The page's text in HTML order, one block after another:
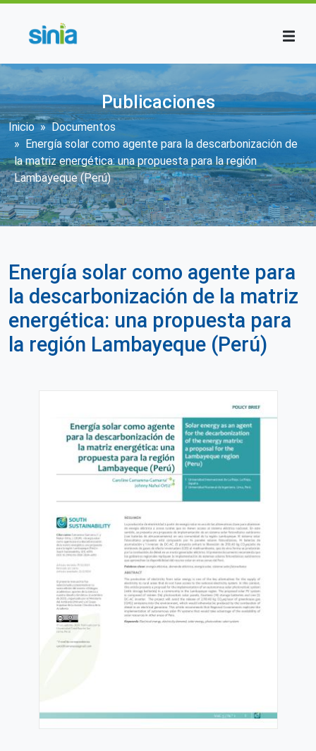
Publicaciones
Sobrescribir enlaces de ayuda a la
Inicio
Documentos
Energía solar como agente para la descarbonización de
la matriz energética: una propuesta para la región
Lambayeque (Perú)
Energía solar como agente para
la descarbonización de la matriz
energética: una propuesta para
la región Lambayeque (Perú)